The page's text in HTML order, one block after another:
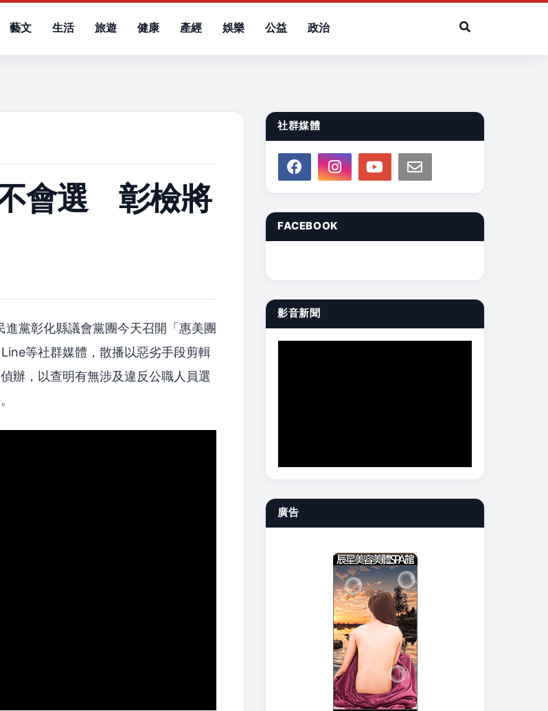
藝文 生活 旅遊 健康 產經 娛樂 公益 政治
會選 彰檢將
黨彰化縣議會黨團今天召開「惠美團
等社群媒體，散播以惡劣手段剪輯
辦，以查明有無涉及違反公職人員選
社群媒體
FACEBOOK
影音新聞
廣告